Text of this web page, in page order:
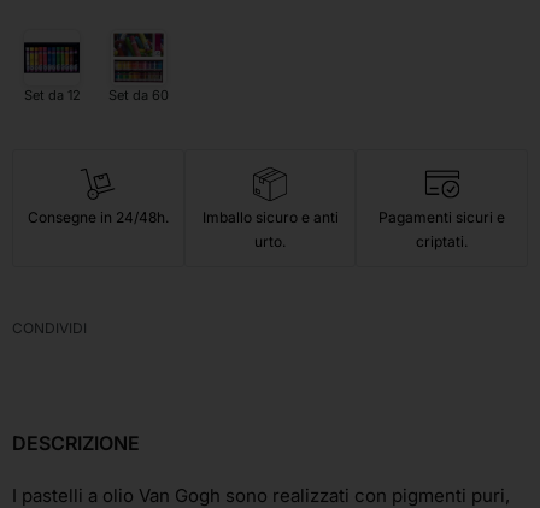
Set da 12 Set da 60
Consegne in 24/48h.
Imballo sicuro e anti
urto.
Pagamenti sicuri e
criptati.
CONDIVIDI
DESCRIZIONE
I pastelli a olio Van Gogh sono realizzati con pigmenti puri,